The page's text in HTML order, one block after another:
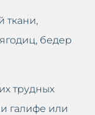
ткани,
бедер
трудных
галифе или